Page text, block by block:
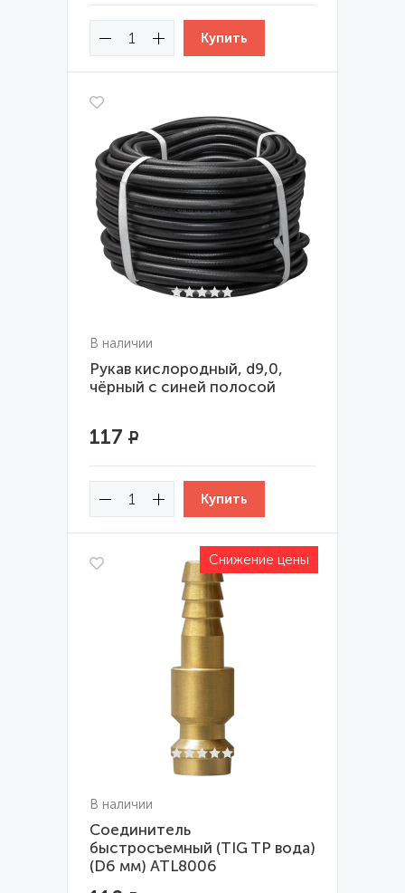
В наличии
Рукав кислородный, d9,0,
чёрный с синей полосой
117 Р
В наличии
Соединитель
быстросъемный (TIG TP вода)
(D6 мм) ATL8006
Снижение цены